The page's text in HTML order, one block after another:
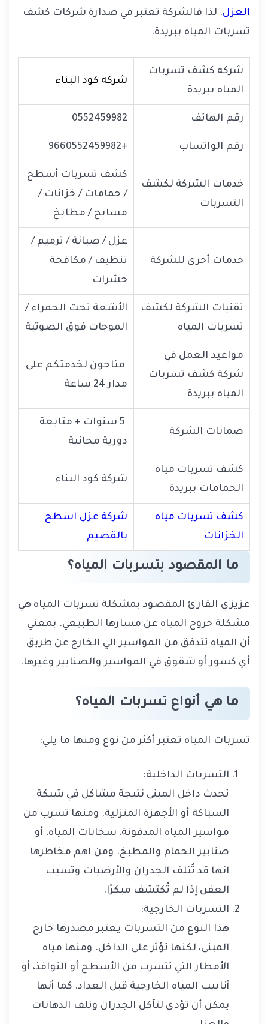
العزل. لذا فالشركة تعتبر في صدارة شركات كشف
تسربات المياه ببريدة.
شركه كشف تسربات
المياه ببريدة
شركه كود البناء
رقم الهاتف 0552459982
رقم الواتساب +9660552459982
خدمات الشركة لكشف
التسربات
كشف تسربات أسطح
/ حمامات / خزانات /
مسابح / مطابخ
خدمات أخرى للشركة
عزل / صيانة / ترميم /
تنظيف / مكافحة
حشرات
تقنيات الشركة لكشف
تسربات المياه
الأشعة تحت الحمراء /
الموجات فوق الصوتية
مواعيد العمل في
شركة كشف تسربات
المياه ببريدة
متاحون لخدمتكم على
مدار 24 ساعة
ضمانات الشركة
5 سنوات + متابعة
دورية مجانية
كشف تسربات مياه
الحمامات ببريدة
شركة كود البناء
كشف تسربات مياه
الخزانات
شركة عزل اسطح
بالقصيم
ما المقصود بتسربات المياه؟
عزيزي القارئ المقصود بمشكلة تسربات المياه هي
مشكلة خروج المياه عن مسارها الطبيعي. بمعني
أن المياه تتدفق من المواسير الي الخارج عن طريق
أي كسور أو شقوق في المواسير والصنابير وغيرها.
ما هي أنواع تسربات المياه؟
تسربات المياه تعتبر أكثر من نوع ومنها ما يلي:
التسربات الداخلية:
تحدث داخل المبنى نتيجة مشاكل في شبكة
السباكة أو الأجهزة المنزلية. ومنها تسرب من
مواسير المياه المدفونة، سخانات المياه، أو
صنابير الحمام والمطبخ. ومن اهم مخاطرها
انها قد تُتلف الجدران والأرضيات وتسبب
العفن إذا لم تُكتشف مبكرًا.
التسربات الخارجية:
هذا النوع من التسربات يعتبر مصدرها خارج
المبنى، لكنها تؤثر على الداخل. ومنها مياه
الأمطار التي تتسرب من الأسطح أو النوافذ، أو
أنابيب المياه الخارجية قبل العداد. كما أنها
يمكن أن تؤدي لتآكل الجدران وتلف الدهانات